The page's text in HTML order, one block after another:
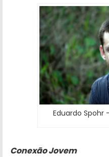
Eduardo Spohr
Conexão Jovem